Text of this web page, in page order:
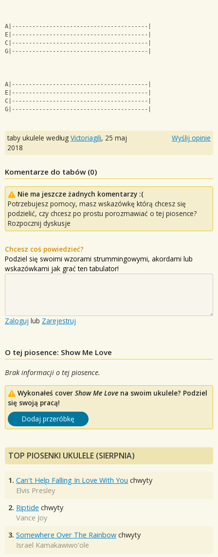
A|----------------------------------------|
E|----------------------------------------|
C|----------------------------------------|
G|----------------------------------------|
A|----------------------------------------|
E|----------------------------------------|
C|----------------------------------------|
G|----------------------------------------|
taby ukulele według Victoriagili, 25 maj
2018
Wyślij opinie
Komentarze do tabów (0)
Nie ma jeszcze żadnych komentarzy :(
Potrzebujesz pomocy, masz wskazówkę którą chcesz się
podzielić, czy chcesz po prostu porozmawiać o tej piosence?
Rozpocznij dyskusje
Chcesz coś powiedzieć?
Podziel się swoimi wzorami strummingowymi, akordami lub
wskazówkami jak grać ten tabulator!
Zaloguj lub Zarejestruj
O tej piosence: Show Me Love
Brak informacji o tej piosence.
Wykonałeś cover Show Me Love na swoim ukulele? Podziel
się swoją pracą!
Dodaj przeróbkę
TOP PIOSENKI UKULELE (SIERPNIA)
1. Can't Help Falling In Love With You chwyty
Elvis Presley
2. Riptide chwyty
Vance Joy
3. Somewhere Over The Rainbow chwyty
Israel Kamakawiwo'ole